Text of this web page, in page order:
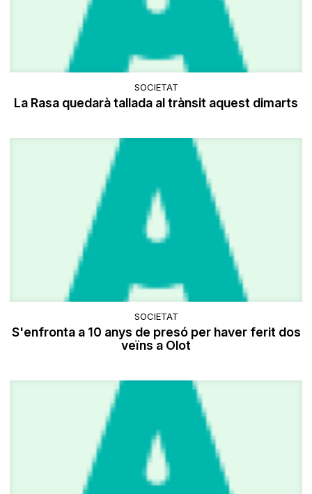
SOCIETAT
La Rasa quedarà tallada al trànsit aquest dimarts
SOCIETAT
S'enfronta a 10 anys de presó per haver ferit dos
veïns a Olot